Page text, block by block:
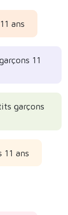
ans
11
garçons
11 ans